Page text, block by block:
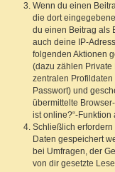
Wenn du einen
die dort
du einen Beitrag als
auch deine IP-
folgenden Aktionen
(dazu zählen
zentralen
Passwort) und
übermittelte
ist online?“-
Schließlich
Daten gespeichert
bei Umfragen, der
von dir gesetzte